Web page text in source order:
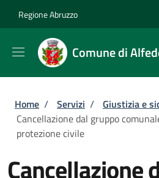
Regione Abruzzo
Comune di
Briciole di pane
Home / Servizi / Giustizia e
Cancellazione dal gruppo
protezione civile
Cancellazione